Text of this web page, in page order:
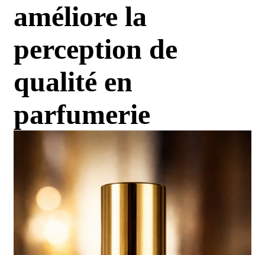
améliore la
perception de
qualité en
parfumerie